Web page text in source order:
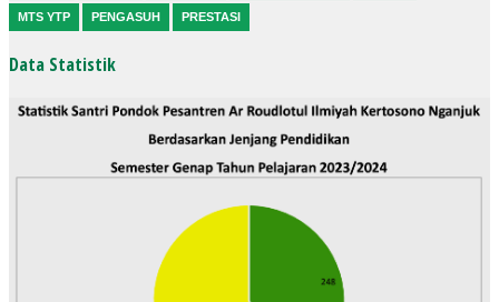
MTS YTP PENGASUH PRESTASI
Data Statistik